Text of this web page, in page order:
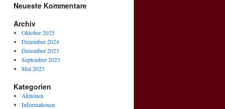
Neueste Kommentare
Archiv
Oktober 2025
Dezember 2024
Dezember 2023
September 2023
Mai 2023
Kategorien
Aktionen
Informationen